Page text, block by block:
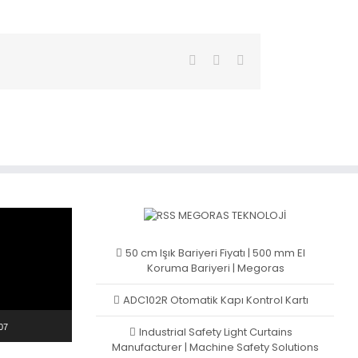
Facebook
Twitter
MEGORAS TEKNOLOJI
50 cm Işık Bariyeri Fiyatı | 500 mm El
Koruma Bariyeri | Megoras
ADC102R Otomatik Kapı Kontrol Kartı
Industrial Safety Light Curtains
Manufacturer | Machine Safety Solutions